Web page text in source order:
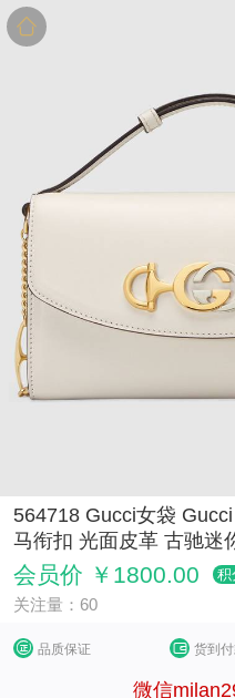
564718 Gucci女袋
马衔扣 光面皮革 古驰迷
会员价 ￥1800.00 积
关注量：60
品质保证 货到
微信